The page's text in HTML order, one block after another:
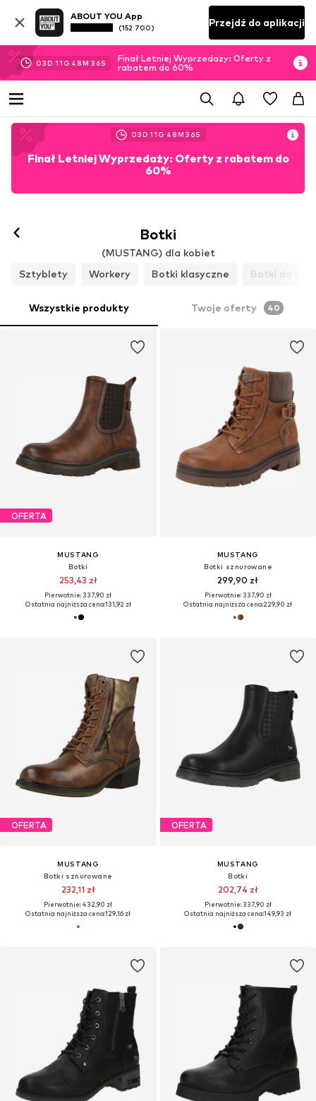
ABOUT YOU App
(152 700) Przejdź do aplikacji
03D 11 G 48M 34S
Finał Letniej Wyprzedaży: Oferty z
rabatem do 60%
03D 11 G 48M 34S
Finał Letniej Wyprzedaży: Oferty z rabatem do
60%
Botki
(MUSTANG) dla kobiet
Sztyblety
Workery Botki klasyczne Botki do
Wszystkie produkty Twoje oferty 40
OFERTA
MUSTANG
Botki
253,43 zł
Pierwotnie: 337,90 zł
Ostatnia najniższa cena:131,92 zł
MUSTANG
Botki sznurowane
299,90 zł
Pierwotnie: 337,90 zł
Ostatnia najniższa cena:229,90 zł
OFERTA
MUSTANG
Botki sznurowane
232,11 zł
Pierwotnie: 432,90 zł
Ostatnia najniższa cena:129,16 zł
OFERTA
MUSTANG
Botki
202,74 zł
Pierwotnie: 337,90 zł
Ostatnia najniższa cena:149,93 zł